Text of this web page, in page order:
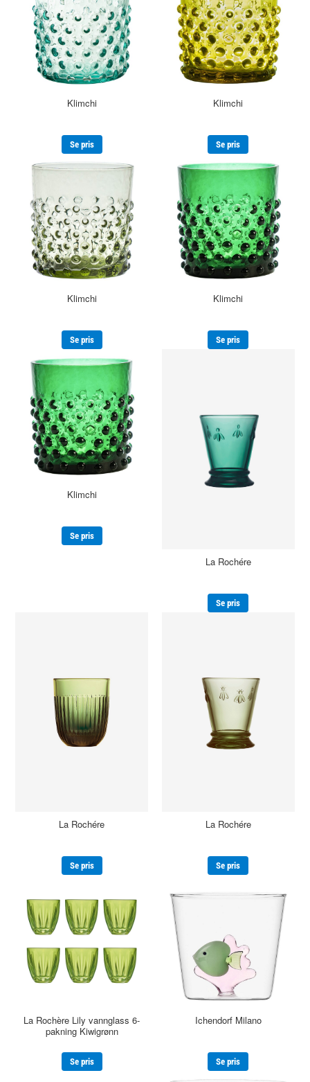
Klimchi
Se pris
Klimchi
Se pris
Klimchi
Se pris
Klimchi
Se pris
Klimchi
Se pris
La Rochére
Se pris
La Rochére
Se pris
La Rochére
Se pris
La Rochère Lily vannglass 6-
pakning Kiwigrønn
Se pris
Ichendorf Milano
Se pris